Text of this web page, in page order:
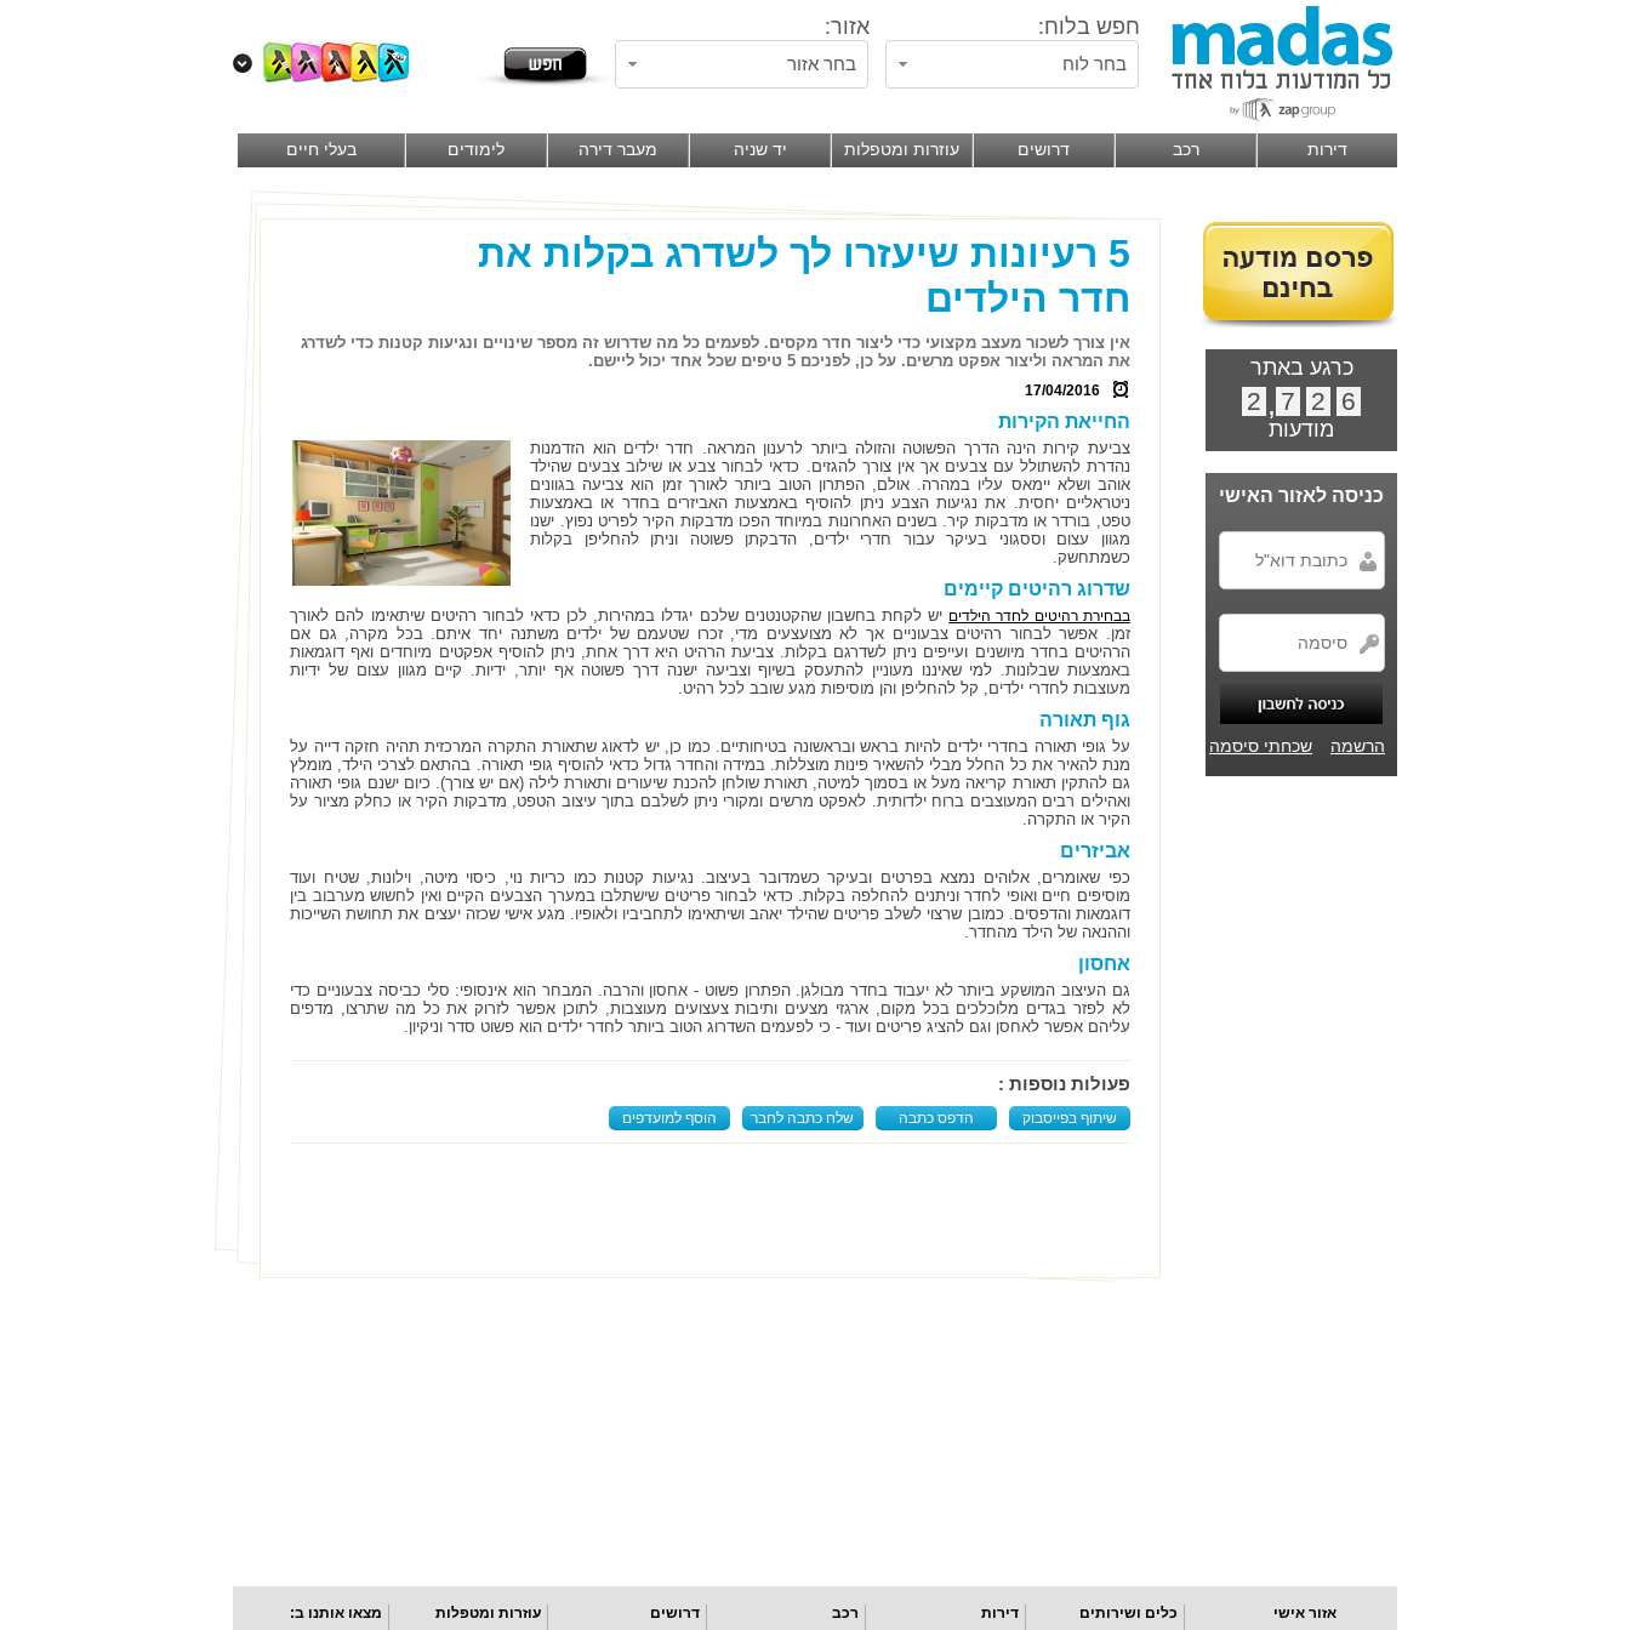
חפש בלוח: אזור:
בחר לוח בחר אזור
דירות רכב דרושים עוזרות ומטפלות יד שניה מעבר דירה לימודים בעלי חיים
כרגע באתר
6
2
7
,
2
מודעות
כניסה לאזור האישי
הרשמה שכחתי סיסמה
5 רעיונות שיעזרו לך לשדרג בקלות את
חדר הילדים
אין צורך לשכור מעצב מקצועי כדי ליצור חדר מקסים. לפעמים כל מה שדרוש זה מספר שינויים ונגיעות קטנות כדי לשדרג
את המראה וליצור אפקט מרשים. על כן, לפניכם 5 טיפים שכל אחד יכול ליישם.
17/04/2016
החייאת הקירות
צביעת קירות הינה הדרך הפשוטה והזולה ביותר לרענון המראה. חדר ילדים הוא הזדמנות
נהדרת להשתולל עם צבעים אך אין צורך להגזים. כדאי לבחור צבע או שילוב צבעים שהילד
אוהב ושלא יימאס עליו במהרה. אולם, הפתרון הטוב ביותר לאורך זמן הוא צביעה בגוונים
ניטראליים יחסית. את נגיעות הצבע ניתן להוסיף באמצעות האביזרים בחדר או באמצעות
טפט, בורדר או מדבקות קיר. בשנים האחרונות במיוחד הפכו מדבקות הקיר לפריט נפוץ. ישנו
מגוון עצום וססגוני בעיקר עבור חדרי ילדים, הדבקתן פשוטה וניתן להחליפן בקלות
כשמתחשק.
שדרוג רהיטים קיימים
בבחירת רהיטים לחדר הילדים יש לקחת בחשבון שהקטנטנים שלכם יגדלו במהירות, לכן כדאי לבחור רהיטים שיתאימו להם לאורך
זמן. אפשר לבחור רהיטים צבעוניים אך לא מצועצעים מדי, זכרו שטעמם של ילדים משתנה יחד איתם. בכל מקרה, גם אם
הרהיטים בחדר מיושנים ועייפים ניתן לשדרגם בקלות. צביעת הרהיט היא דרך אחת, ניתן להוסיף אפקטים מיוחדים ואף דוגמאות
באמצעות שבלונות. למי שאיננו מעוניין להתעסק בשיוף וצביעה ישנה דרך פשוטה אף יותר, ידיות. קיים מגוון עצום של ידיות
מעוצבות לחדרי ילדים, קל להחליפן והן מוסיפות מגע שובב לכל רהיט.
גוף תאורה
על גופי תאורה בחדרי ילדים להיות בראש ובראשונה בטיחותיים. כמו כן, יש לדאוג שתאורת התקרה המרכזית תהיה חזקה דייה על
מנת להאיר את כל החלל מבלי להשאיר פינות מוצללות. במידה והחדר גדול כדאי להוסיף גופי תאורה. בהתאם לצרכי הילד, מומלץ
גם להתקין תאורת קריאה מעל או בסמוך למיטה, תאורת שולחן להכנת שיעורים ותאורת לילה (אם יש צורך). כיום ישנם גופי תאורה
ואהילים רבים המעוצבים ברוח ילדותית. לאפקט מרשים ומקורי ניתן לשלבם בתוך עיצוב הטפט, מדבקות הקיר או כחלק מציור על
הקיר או התקרה.
אביזרים
כפי שאומרים, אלוהים נמצא בפרטים ובעיקר כשמדובר בעיצוב. נגיעות קטנות כמו כריות נוי, כיסוי מיטה, וילונות, שטיח ועוד
מוסיפים חיים ואופי לחדר וניתנים להחלפה בקלות. כדאי לבחור פריטים שישתלבו במערך הצבעים הקיים ואין לחשוש מערבוב בין
דוגמאות והדפסים. כמובן שרצוי לשלב פריטים שהילד יאהב ושיתאימו לתחביביו ולאופיו. מגע אישי שכזה יעצים את תחושת השייכות
וההנאה של הילד מהחדר.
אחסון
גם העיצוב המושקע ביותר לא יעבוד בחדר מבולגן. הפתרון פשוט - אחסון והרבה. המבחר הוא אינסופי: סלי כביסה צבעוניים כדי
לא לפזר בגדים מלוכלכים בכל מקום, ארגזי מצעים ותיבות צעצועים מעוצבות, לתוכן אפשר לזרוק את כל מה שתרצו, מדפים
עליהם אפשר לאחסן וגם להציג פריטים ועוד - כי לפעמים השדרוג הטוב ביותר לחדר ילדים הוא פשוט סדר וניקיון.
פעולות נוספות :
שיתוף בפייסבוק הדפס כתבה שלח כתבה לחבר הוסף למועדפים
אזור אישי כלים ושירותים דירות רכב דרושים עוזרות ומטפלות מצאו אותנו ב: